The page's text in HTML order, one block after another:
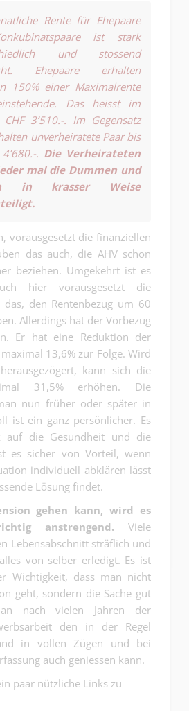
Rente für Ehepaare
ist stark
und stossend
Ehepaare erhalten
150% einer Maximalrente
Das heisst im
3’510.-. Im Gegensatz
unverheiratete Paar bis
. Die Verheirateten
mal die Dummen und
in krasser Weise
vorausgesetzt die finanziellen
das auch, die AHV schon
beziehen. Umgekehrt ist es
hier vorausgesetzt die
den Rentenbezug um 60
Allerdings hat der Vorbezug
Er hat eine Reduktion der
13,6% zur Folge. Wird
kann sich die
31,5% erhöhen. Die
nun früher oder später in
ist ein ganz persönlicher. Es
auf die Gesundheit und die
es sicher von Vorteil, wenn
individuell abklären lässt
Lösung findet.
gehen kann, wird es
anstrengend. Viele
Lebensabschnitt sträflich und
von selber erledigt. Es ist
Wichtigkeit, dass man nicht
geht, sondern die Sache gut
nach vielen Jahren der
den in der Regel
in vollen Zügen und bei
auch geniessen kann.
paar nützliche Links zu